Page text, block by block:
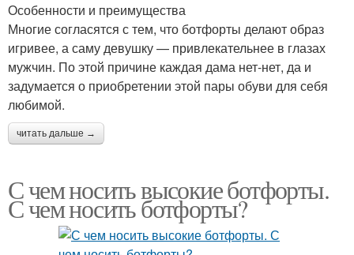
Особенности и преимущества
Многие согласятся с тем, что ботфорты делают образ
игривее, а саму девушку — привлекательнее в глазах
мужчин. По этой причине каждая дама нет-нет, да и
задумается о приобретении этой пары обуви для себя
любимой.
читать дальше →
С чем носить высокие ботфорты.
С чем носить ботфорты?